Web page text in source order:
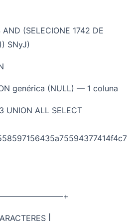
(SELECIONE 1742 DE
SNyJ)
genérica (NULL) — 1 coluna
ALL SELECT
|